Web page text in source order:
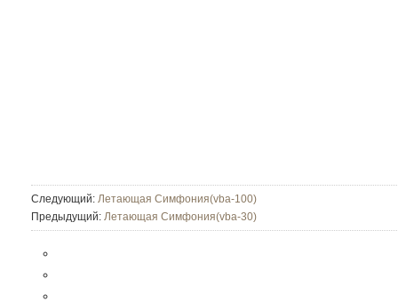
Следующий: Летающая Симфония(vba-100)
Предыдущий: Летающая Симфония(vba-30)